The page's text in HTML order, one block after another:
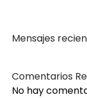
Mensajes
Comentarios
No hay